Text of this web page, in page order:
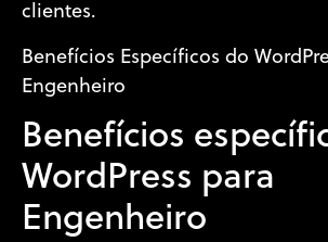
clientes.
Benefícios Específicos do
Engenheiro
Benefícios
WordPress para
Engenheiro